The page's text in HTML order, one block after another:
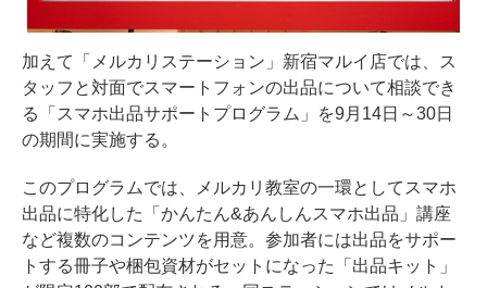
加えて「メルカリステーション」新宿マルイ店では、ス
タッフと対面でスマートフォンの出品について相談でき
る「スマホ出品サポートプログラム」を9月14日～30日
の期間に実施する。
このプログラムでは、メルカリ教室の一環としてスマホ
出品に特化した「かんたん&あんしんスマホ出品」講座
など複数のコンテンツを用意。参加者には出品をサポー
トする冊子や梱包資材がセットになった「出品キット」